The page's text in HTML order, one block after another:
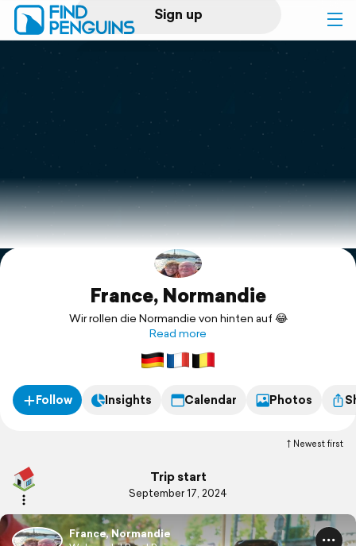
Sign up
Log in
Print a book
Flyover video
Explore
SupportFrance, Normandie
Wir rollen die Normandie von hinten auf 😂
Read more
Follow Insights Calendar Photos
Newest first
Trip start
September 17, 2024
France, Normandie